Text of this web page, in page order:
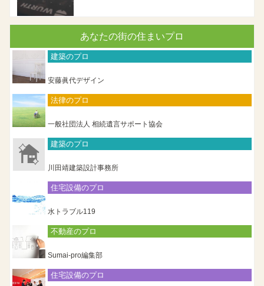
あなたの街の住まいプロ
建築のプロ
安藤眞代デザイン
法律のプロ
一般社団法人 相続遺言サポート協会
建築のプロ
川田靖建築設計事務所
住宅設備のプロ
水トラブル119
不動産のプロ
Sumai-pro編集部
住宅設備のプロ